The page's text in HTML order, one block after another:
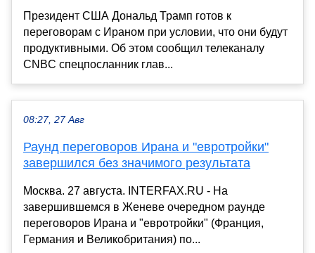
Президент США Дональд Трамп готов к
переговорам с Ираном при условии, что они будут
продуктивными. Об этом сообщил телеканалу
CNBC спецпосланник глав...
08:27, 27 Авг
Раунд переговоров Ирана и "евротройки"
завершился без значимого результата
Москва. 27 августа. INTERFAX.RU - На
завершившемся в Женеве очередном раунде
переговоров Ирана и "евротройки" (Франция,
Германия и Великобритания) по...